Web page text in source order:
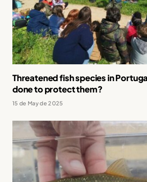
Threatened fish species in
done to protect them?
15 de May de 2025